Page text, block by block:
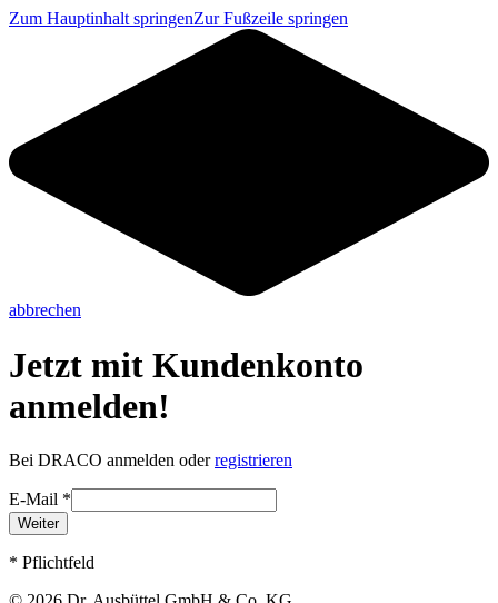
Zum Hauptinhalt springenZur Fußzeile springen
abbrechen
Jetzt mit Kundenkonto
anmelden!
Bei DRACO anmelden oder registrieren
E-Mail *
Weiter
* Pflichtfeld